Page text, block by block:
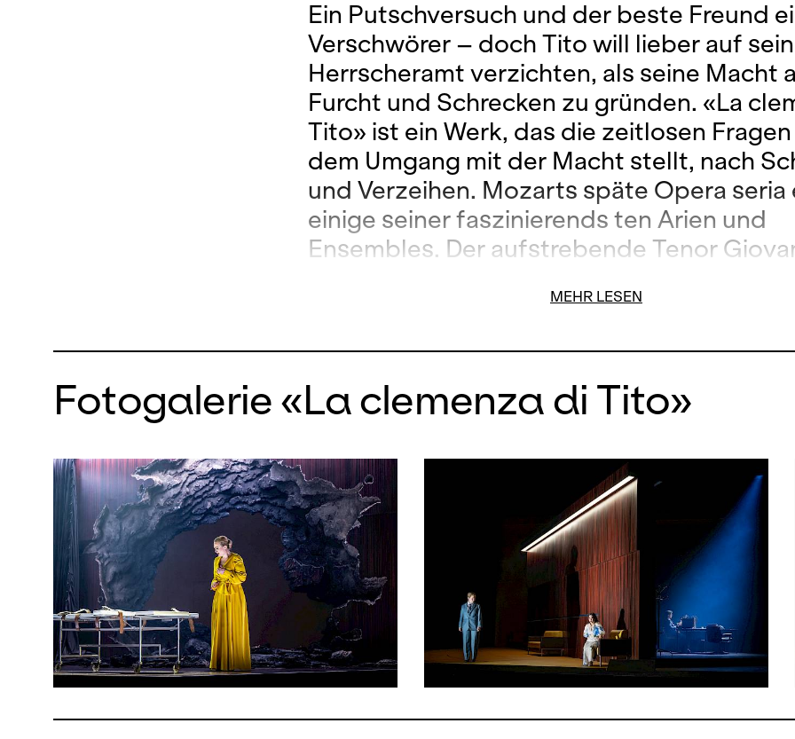
Ein Putschversuch und der beste Freund
Verschwörer – doch Tito will lieber auf sein
Herrscheramt verzichten, als seine Macht
Furcht und Schrecken zu gründen. «La
Tito» ist ein Werk, das die zeitlosen
dem Umgang mit der Macht stellt, nach
und Verzeihen. Mozarts späte Opera
einige seiner faszinierends ten Arien und
Ensembles. Der aufstrebende Tenor
eine ihrer Paraderollen. Unter der Leitung
MEHR LESEN
Fotogalerie «La clemenza di Tito»